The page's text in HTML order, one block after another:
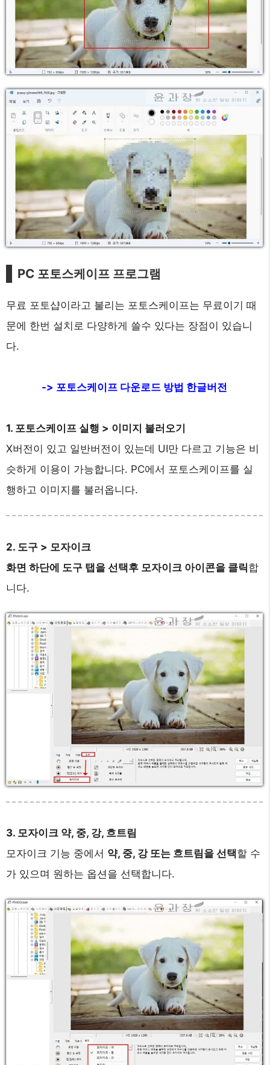
PC 포토스케이프 프로그램
무료 포토샵이라고 불리는 포토스케이프는 무료이기 때
문에 한번 설치로 다양하게 쓸수 있다는 장점이 있습니
다.
-> 포토스케이프 다운로드 방법 한글버전
1. 포토스케이프 실행 > 이미지 불러오기
X버전이 있고 일반버전이 있는데 UI만 다르고 기능은 비
슷하게 이용이 가능합니다. PC에서 포토스케이프를 실
행하고 이미지를 불러옵니다.
2. 도구 > 모자이크
화면 하단에 도구 탭을 선택후 모자이크 아이콘을 클릭합
니다.
3. 모자이크 약, 중, 강, 흐트림
모자이크 기능 중에서 약, 중, 강 또는 흐트림을 선택할 수
가 있으며 원하는 옵션을 선택합니다.